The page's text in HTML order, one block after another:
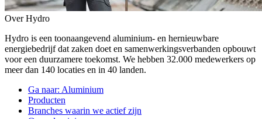
Over Hydro
Hydro is een toonaangevend aluminium- en hernieuwbare
energiebedrijf dat zaken doet en samenwerkingsverbanden opbouwt
voor een duurzamere toekomst. We hebben 32.000 medewerkers op
meer dan 140 locaties en in 40 landen.
Ga naar: Aluminium
Producten
Branches waarin we actief zijn